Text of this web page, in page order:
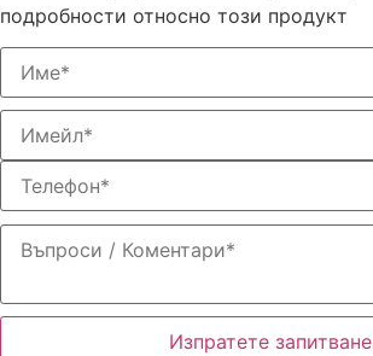
подробности относно този продукт
Изпратете запитване